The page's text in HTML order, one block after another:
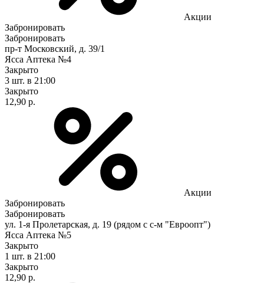
Акции
Забронировать
Забронировать
пр-т Московский, д. 39/1
Ясса Аптека №4
Закрыто
3 шт. в 21:00
Закрыто
12,90 р.
Акции
Забронировать
Забронировать
ул. 1-я Пролетарская, д. 19 (рядом с с-м "Евроопт")
Ясса Аптека №5
Закрыто
1 шт. в 21:00
Закрыто
12,90 р.